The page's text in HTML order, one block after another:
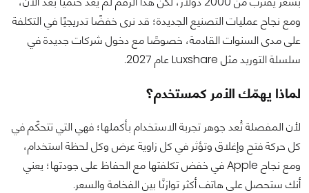
ومع نجاح عمليات التصنيع الجديدة؛ قد نرى خفضًا تدريجيًا في التكلفة
على مدى السنوات القادمة، خصوصًا مع دخول شركات جديدة في
سلسلة التوريد مثل Luxshare عام 2027.
لماذا يهمّك الأمر كمستخدم؟
لأن المفصلة تُعد جوهر تجربة الاستخدام بأكملها؛ فهي التي تتحكّم في
كل حركة فتح وإغلاق وتؤثر في كل زاوية عرض وكل لحظة استخدام،
ومع نجاح Apple في خفض تكلفتها مع الحفاظ على جودتها؛ يعني
أنك ستحصل على هاتف أكثر توازنًا بين الفخامة والسعر.